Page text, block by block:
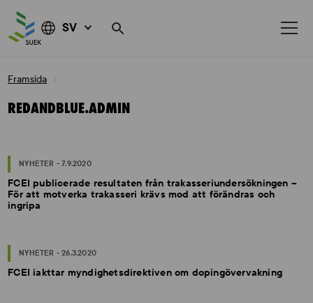
SV
Framsida
REDANDBLUE.ADMIN
NYHETER - 7.9.2020
FCEI publicerade resultaten från trakasseriundersökningen –
För att motverka trakasseri krävs mod att förändras och
ingripa
NYHETER - 26.3.2020
FCEI iakttar myndighetsdirektiven om dopingövervakning